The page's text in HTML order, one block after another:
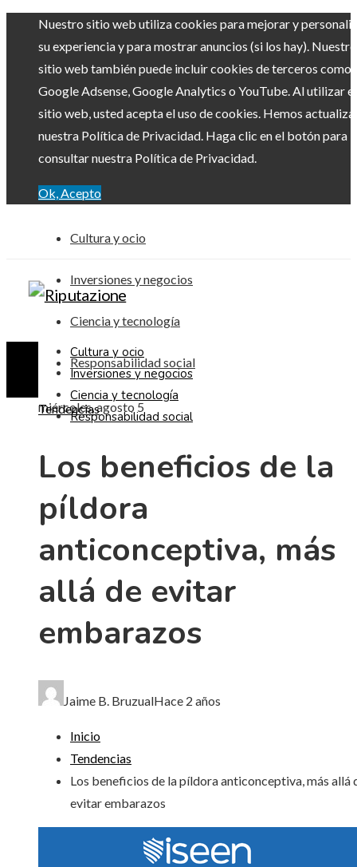
Nuestro sitio web utiliza cookies para mejorar y
su experiencia y para mostrar anuncios (si los hay). Nuestro
sitio web también puede incluir cookies de terceros como
Google Adsense, Google Analytics o YouTube. Al utilizar el
sitio web, usted acepta el uso de cookies. Hemos
nuestra Política de Privacidad. Haga clic en el botón para
consultar nuestra Política de Privacidad.
Ok, Acepto
Cultura y ocio
Inversiones y negocios
Ciencia y tecnología
Responsabilidad social
miércoles, agosto 5
Cultura y ocio
Inversiones y negocios
Ciencia y tecnología
Responsabilidad social
Tendencias
Los beneficios de la
píldora
anticonceptiva, más
allá de evitar
embarazos
Jaime B. BruzualHace 2 años
Inicio
Tendencias
Los beneficios de la píldora anticonceptiva, más allá
evitar embarazos